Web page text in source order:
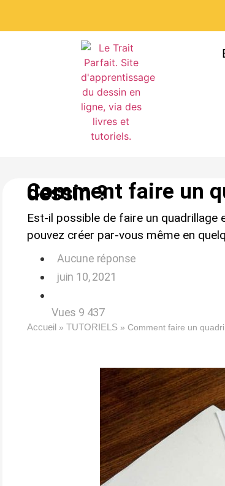
Comment faire un
dessin ?
Est-il possible de faire un quadrillage
pouvez créer par-vous même en
Aucune réponse
juin 10, 2021
Vues 9 437
Accueil » TUTORIELS » Comment faire un